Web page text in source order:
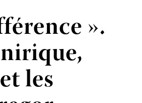
».
les